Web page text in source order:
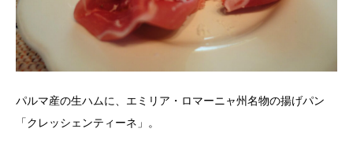
パルマ産の生ハムに、エミリア・ロマーニャ州名物の揚げパン
「クレッシェンティーネ」。